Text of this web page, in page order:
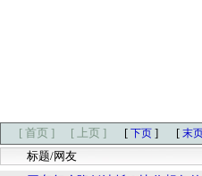
[ 首页 ] [ 上页 ] [ 下页 ] [ 末
标题/网友